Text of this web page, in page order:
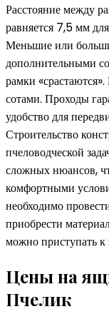
Расстояние между
равняется 7,5 мм
Меньшие или
дополнительными
рамки «срастаются».
сотами. Проходы
удобство для
Строительство
пчеловодческой
сложных нюансов,
комфортными
необходимо
приобрести
можно приступать
Цены на
Пчелик